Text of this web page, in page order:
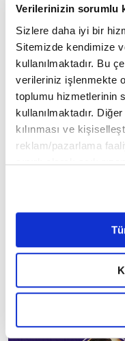
Verilerinizin sorumlu
Sizlere daha iyi bir
Sitemizde kendimize
kullanılmaktadır. Bu
verileriniz işlenmekte
toplumu hizmetlerinin
kullanılmaktadır.
kılınması ve
reklam/pazarlama
sınırlı olarak açık
belirleyebilirsiniz.
Ayarlar butonuna
Metnimizi ziyaret
6698 sayılı Kişisel
okumak ve sitemizi
gerçekleştirilen veri
detaylı bilgi almak
38. Bölüm